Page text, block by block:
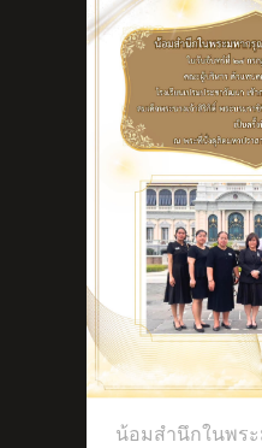
น้อมสำนึกในพร
อาสา